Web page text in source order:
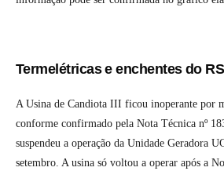
Termelétricas e enchentes do RS
A Usina de Candiota III ficou inoperante por
conforme confirmado pela Nota Técnica nº
suspendeu a operação da Unidade Geradora
setembro. A usina só voltou a operar após a